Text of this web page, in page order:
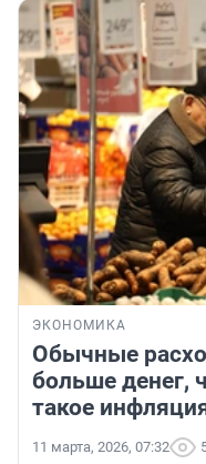
ЭКОНОМИКА
Обычные
больше денег,
такое
11 марта, 2026, 07:32